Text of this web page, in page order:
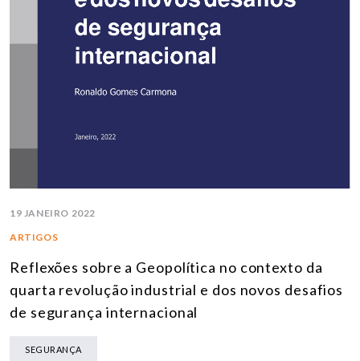
19 JANEIRO 2022
ARTIGOS
Reflexões sobre a Geopolítica no contexto da
quarta revolução industrial e dos novos desafios
de segurança internacional
SEGURANÇA